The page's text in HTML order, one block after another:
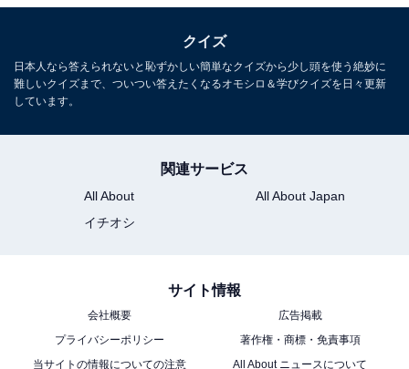
クイズ
日本人なら答えられないと恥ずかしい簡単なクイズから少し頭を使う絶妙に
難しいクイズまで、ついつい答えたくなるオモシロ＆学びクイズを日々更新
しています。
関連サービス
All About
All About Japan
イチオシ
サイト情報
会社概要
広告掲載
プライバシーポリシー
著作権・商標・免責事項
当サイトの情報についての注意
All About ニュースについて